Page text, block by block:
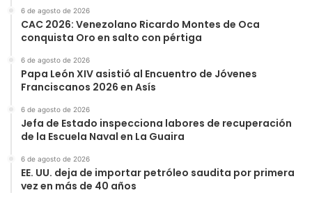
6 de agosto de 2026
CAC 2026: Venezolano Ricardo Montes de Oca
conquista Oro en salto con pértiga
6 de agosto de 2026
Papa León XIV asistió al Encuentro de Jóvenes
Franciscanos 2026 en Asís
6 de agosto de 2026
Jefa de Estado inspecciona labores de recuperación
de la Escuela Naval en La Guaira
6 de agosto de 2026
EE. UU. deja de importar petróleo saudita por primera
vez en más de 40 años